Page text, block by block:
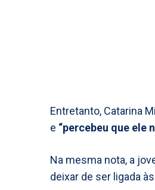
Entretanto, Catarina
e “percebeu que ele
Na mesma nota, a
deixar de ser ligada